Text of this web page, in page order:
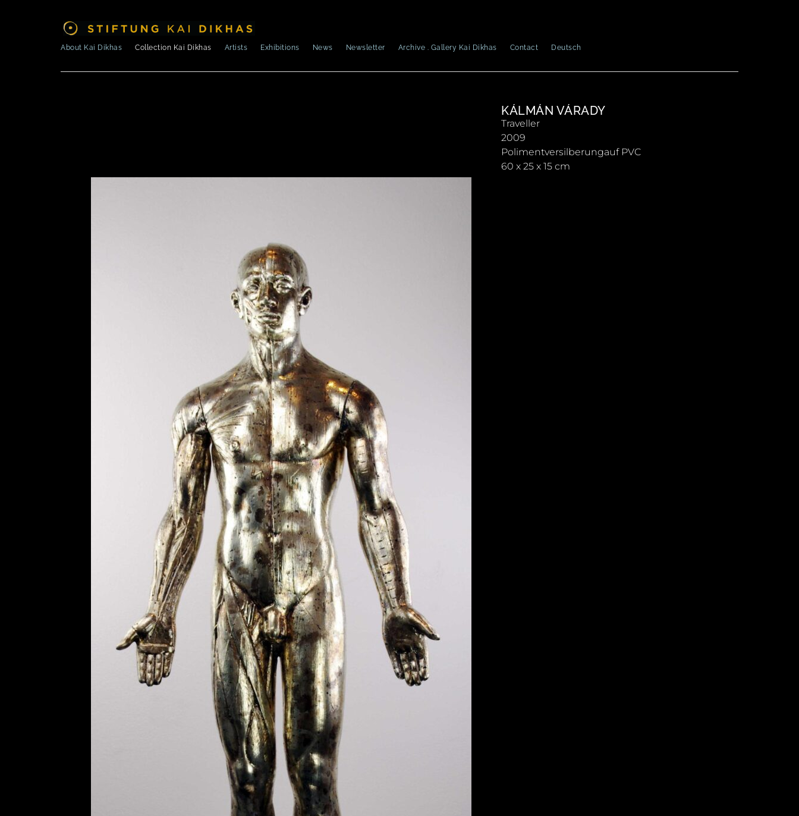
About Kai Dikhas Collection Kai Dikhas Artists Exhibitions News Newsletter Archive . Gallery Kai Dikhas Contact Deutsch
KÁLMÁN VÁRADY
Traveller
2009
Polimentversilberungauf PVC
60 x 25 x 15 cm